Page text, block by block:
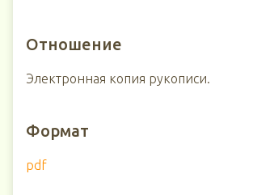
Отношение
Электронная копия рукописи.
Формат
pdf